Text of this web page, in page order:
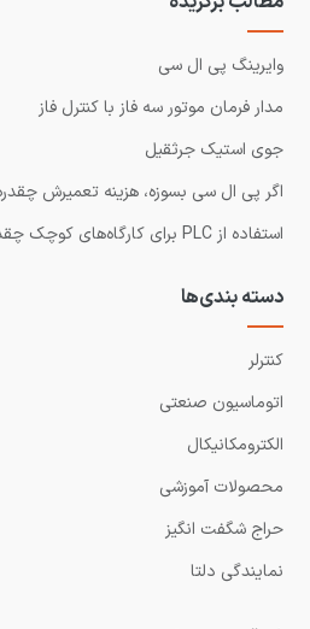
وایرینگ پی ال سی
مدار فرمان موتور سه فاز با کنترل فاز
جوی استیک جرثقیل
اگر پی ال سی بسوزه، هزینه تعمیرش
استفاده از PLC برای کارگاه‌های کوچک چقدر هزینه داره؟
دسته بندی‌ها
کنترلر
اتوماسیون صنعتی
الکترومکانیکال
محصولات آموزشی
حراج شگفت انگیز
نمایندگی دلتا